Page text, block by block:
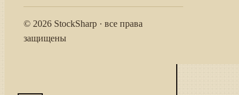
© 2026 StockSharp · все права
защищены